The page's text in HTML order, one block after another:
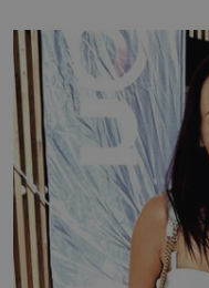
tisíc příslušnic svého
nejdokonalejších